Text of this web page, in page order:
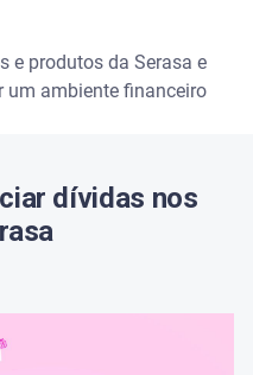
e produtos da Serasa e
um ambiente financeiro
dívidas nos